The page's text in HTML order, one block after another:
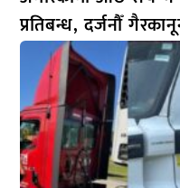
प्रतिबन्ध, दर्जनौँ